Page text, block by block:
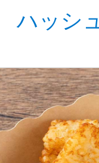
ハッシ